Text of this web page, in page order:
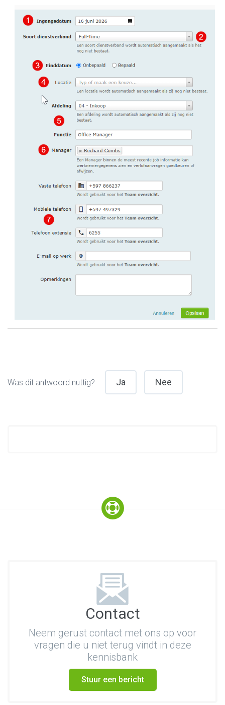
Was dit antwoord nuttig? Ja Nee
Contact
Neem gerust contact met ons op voor
vragen die u niet terug vindt in deze
kennisbank
Stuur een bericht